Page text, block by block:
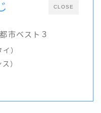
CLOSE
市ベスト３
）
）